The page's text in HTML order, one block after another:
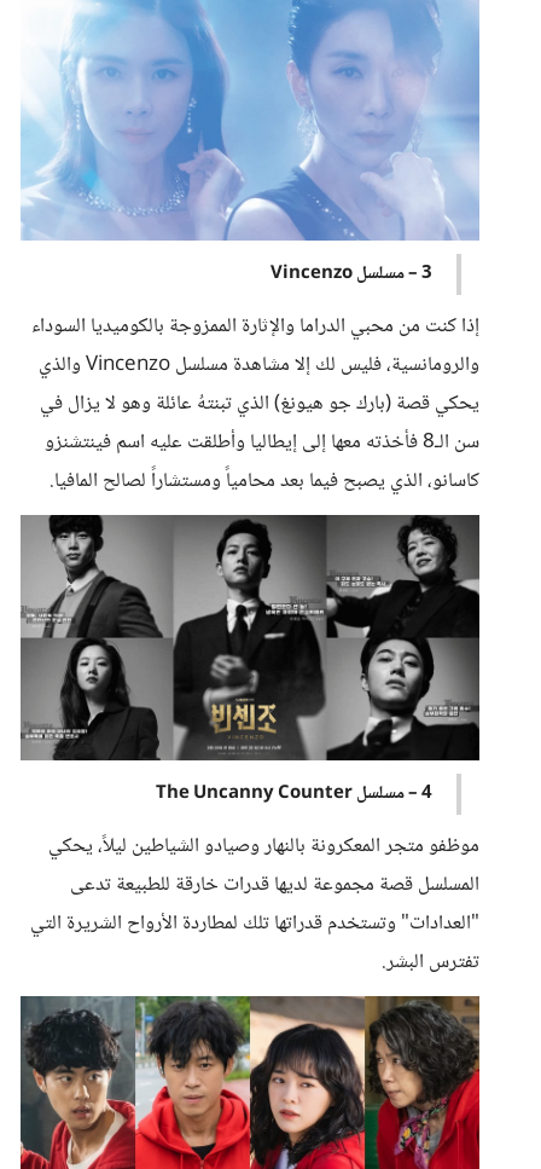
3 – مسلسل Vincenzo
إذا كنت من محبي الدراما والإثارة الممزوجة بالكوميديا السوداء
والرومانسية، فليس لك إلا مشاهدة مسلسل Vincenzo والذي
يحكي قصة (بارك جو هيونغ) الذي تبنتهُ عائلة وهو لا يزال في
سن الـ8 فأخذته معها إلى إيطاليا وأطلقت عليه اسم فينتشنزو
كاسانو، الذي يصبح فيما بعد محامياً ومستشاراً لصالح المافيا.
4 – مسلسل The Uncanny Counter
موظفو متجر المعكرونة بالنهار وصيادو الشياطين ليلاً، يحكي
المسلسل قصة مجموعة لديها قدرات خارقة للطبيعة تدعى
"العدادات" وتستخدم قدراتها تلك لمطاردة الأرواح الشريرة التي
تفترس البشر.